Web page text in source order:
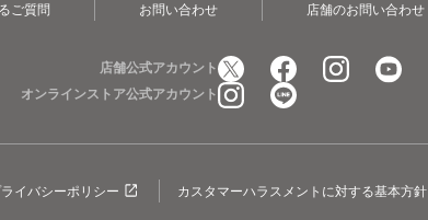
ご質問 お問い合わせ 店舗のお問い合わせ
店舗公式アカウント
オンラインストア公式アカウント
イバシーポリシー カスタマーハラスメントに対する基本方針